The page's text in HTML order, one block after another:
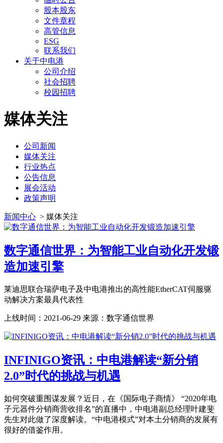
股本股东
文件章程
高管信息
ESG
联系我们
关于中电港
公司介绍
社会招聘
校园招聘
媒体关注
公司新闻
媒体关注
行业热点
公告信息
展会活动
政策声明
新闻中心 > 媒体关注
数字通信世界：为智能工业自动化开发锻
造加速引擎
莱迪思联合瑞萨电子及中电港推出的高性能EtherCAT伺服驱
动解决方案最具代表性
上线时间： 2021-06-29 来源： 数字通信世界
INFINIGO资讯：中电港解读“新分销
2.0”时代的挑战与机遇
如何突破重围谋发展？近日，在《国际电子商情》 “2020年电
子元器件分销商营收排名”的直播中，中电港副总经理叶建斐
先生对此做了深度解读。“中电港模式”对本土分销商的发展有
很好的借鉴作用。